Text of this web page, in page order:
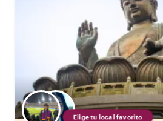
Elige tu local favorito